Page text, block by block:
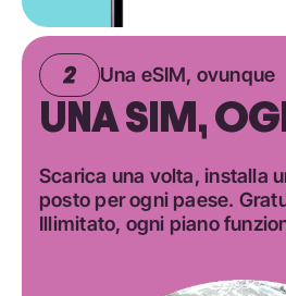
Una eSIM, ovunque
UNA SIM,
Scarica una volta, installa
posto per ogni paese.
Illimitato, ogni piano